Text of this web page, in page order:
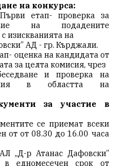
на конкурса:
Първи етап- проверка за
на подадените
изискванията на
АД - гр. Кърджали.
оценка на кандидата от
за целта комисия, чрез
и проверка на
в областта на
за участие в
се приемат всеки
от от 08.30 до 16.00 часа
„Д-р Атанас Дафовски”
едномесечен срок от